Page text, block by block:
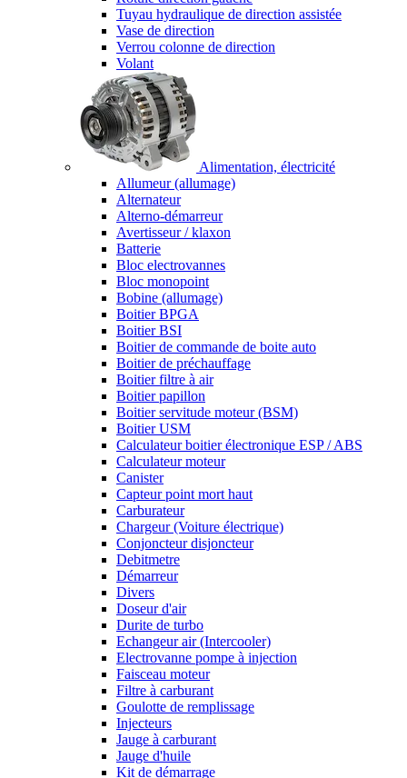
Tuyau hydraulique de direction assistée
Vase de direction
Verrou colonne de direction
Volant
Alimentation, électricité
Allumeur (allumage)
Alternateur
Alterno-démarreur
Avertisseur / klaxon
Batterie
Bloc electrovannes
Bloc monopoint
Bobine (allumage)
Boitier BPGA
Boitier BSI
Boitier de commande de boite auto
Boitier de préchauffage
Boitier filtre à air
Boitier papillon
Boitier servitude moteur (BSM)
Boitier USM
Calculateur boitier électronique ESP / ABS
Calculateur moteur
Canister
Capteur point mort haut
Carburateur
Chargeur (Voiture électrique)
Conjoncteur disjoncteur
Debitmetre
Démarreur
Divers
Doseur d'air
Durite de turbo
Echangeur air (Intercooler)
Electrovanne pompe à injection
Faisceau moteur
Filtre à carburant
Goulotte de remplissage
Injecteurs
Jauge à carburant
Jauge d'huile
Kit de démarrage